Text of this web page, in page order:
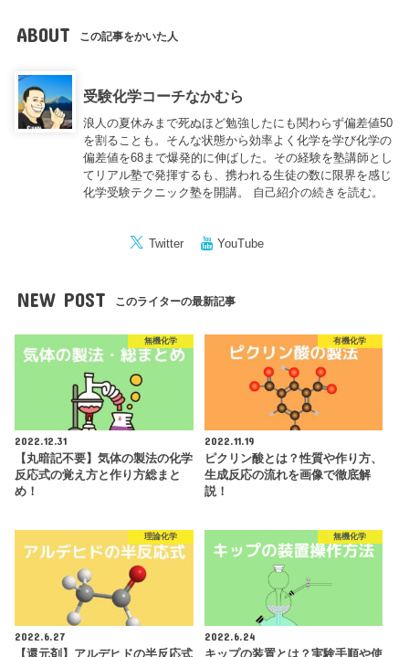
ABOUT この記事をかいた人
受験化学コーチなかむら
浪人の夏休みまで死ぬほど勉強したにも関わらず偏差値50
を割ることも。そんな状態から効率よく化学を学び化学の
偏差値を68まで爆発的に伸ばした。その経験を塾講師とし
てリアル塾で発揮するも、携われる生徒の数に限界を感じ
化学受験テクニック塾を開講。 自己紹介の続きを読む。
Twitter YouTube
NEW POST このライターの最新記事
無機化学
2022.12.31
【丸暗記不要】気体の製法の化学
反応式の覚え方と作り方総まと
め！
有機化学
2022.11.19
ピクリン酸とは？性質や作り方、
生成反応の流れを画像で徹底解
説！
理論化学
2022.6.27
無機化学
2022.6.24